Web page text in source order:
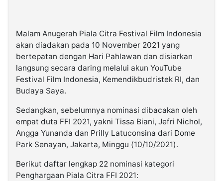
Malam Anugerah Piala Citra Festival Film Indonesia
akan diadakan pada 10 November 2021 yang
bertepatan dengan Hari Pahlawan dan disiarkan
langsung secara daring melalui akun YouTube
Festival Film Indonesia, Kemendikbudristek RI, dan
Budaya Saya.
Sedangkan, sebelumnya nominasi dibacakan oleh
empat duta FFI 2021, yakni Tissa Biani, Jefri Nichol,
Angga Yunanda dan Prilly Latuconsina dari Dome
Park Senayan, Jakarta, Minggu (10/10/2021).
Berikut daftar lengkap 22 nominasi kategori
Penghargaan Piala Citra FFI 2021: